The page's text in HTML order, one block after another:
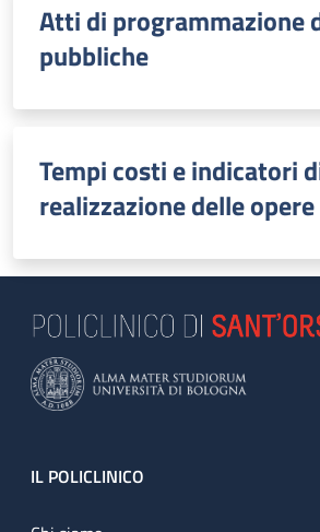
Atti di programmazione
pubbliche
Tempi costi e indicatori
realizzazione delle
Footer
IL POLICLINICO